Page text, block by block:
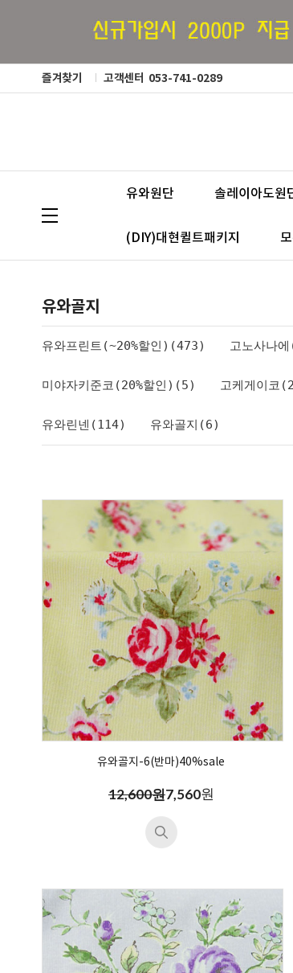
즐겨찾기 고객센터 053-741-0289
유와원단 솔레이아도원
(DIY)대현퀼트패키지
유와골지
유와프린트(~20%할인)(473) 고노사나
미야자키준코(20%할인)(5) 고케게이코
유와린넨(114) 유와골지(6)
유와골지-6(반마)40%sale
12,600원7,560원